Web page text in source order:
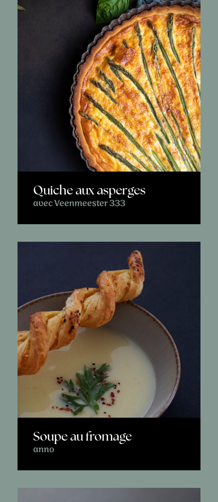
Quiche aux asperges
avec Veenmeester 333
Soupe au fromage
anno